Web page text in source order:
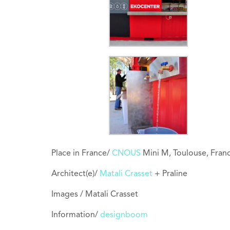
Place in France/ CNOUS Mini M, Toulouse,
Architect(e)/ Matali Crasset + Praline
Images / Matali Crasset
Information/ designboom